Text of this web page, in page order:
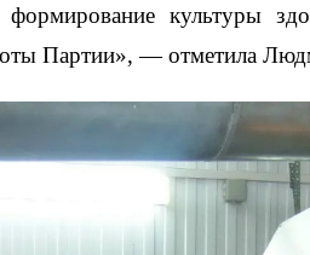
культуры
Партии», — отметила